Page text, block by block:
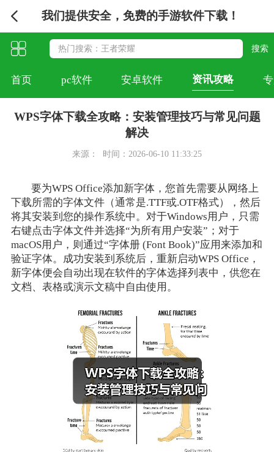
我们提供安全，免费的手游软件下载！
首页 pc软件 安卓软件 资讯攻略
WPS字体下载全攻略：安装管理技巧与常见问题
解决
来源： 时间：2026-06-10 11:33:25
要为WPS Office添加新字体，您首先需要从网络上
下载所需的字体文件（通常是.TTF或.OTF格式），然后
将其安装到您的操作系统中。对于Windows用户，只需
右键点击字体文件并选择“为所有用户安装”；对于
macOS用户，则通过“字体册 (Font Book)”应用来添加和
验证字体。成功安装到系统后，重新启动WPS Office，
新字体便会自动出现在软件的字体选择列表中，供您在
文档、表格或演示文稿中自由使用。